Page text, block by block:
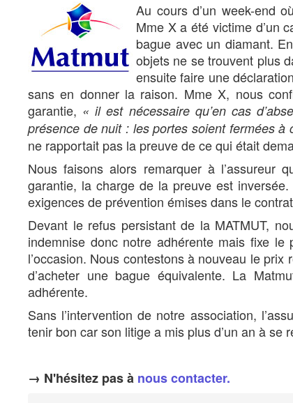
Au cours d’un week-end
Mme X a été victime d’un
bague avec un diamant.
objets ne se trouvent plus
ensuite faire une
sans en donner la raison. Mme X, nous
garantie, « il est nécessaire qu’en cas
présence de nuit : les portes soient fermées
ne rapportait pas la preuve de ce qui était
Nous faisons alors remarquer à l’assureur
garantie, la charge de la preuve est
exigences de prévention émises dans le
Devant le refus persistant de la MATMUT,
indemnise donc notre adhérente mais fixe
l’occasion. Nous contestons à nouveau le
d’acheter une bague équivalente. La
adhérente.
Sans l’intervention de notre association,
tenir bon car son litige a mis plus d’un an à se
→ N'hésitez pas à nous contacter.